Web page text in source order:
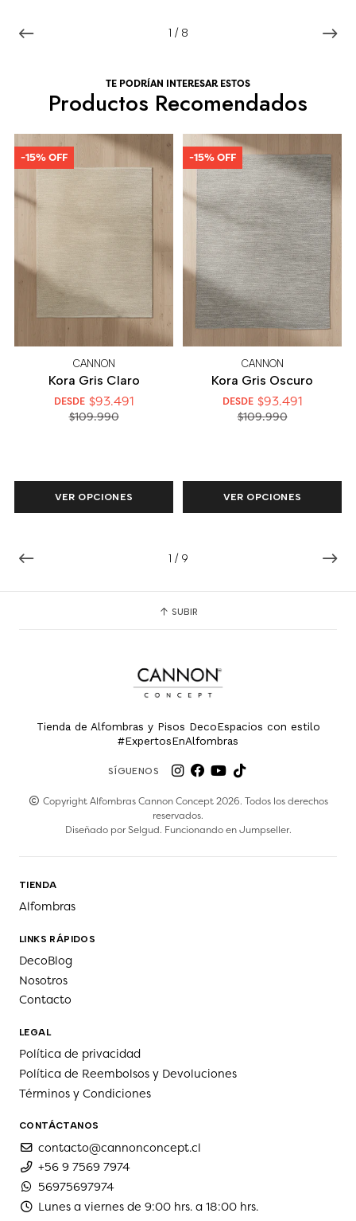
1 / 8
TE PODRÍAN INTERESAR ESTOS
Productos Recomendados
1 / 9
-15% OFF
CANNON
Kora Gris Claro
DESDE $93.491
$109.990
VER OPCIONES
-15% OFF
CANNON
Kora Gris Oscuro
DESDE $93.491
$109.990
VER OPCIONES
SUBIR
Tienda de Alfombras y Pisos DecoEspacios con estilo
#ExpertosEnAlfombras
SÍGUENOS
Copyright Alfombras Cannon Concept 2026. Todos los derechos
reservados.
Diseñado porSelgud. Funcionando enJumpseller.
TIENDA
Alfombras
LINKS RÁPIDOS
DecoBlog
Nosotros
Contacto
LEGAL
Política de privacidad
Política de Reembolsos y Devoluciones
Términos y Condiciones
CONTÁCTANOS
contacto@cannonconcept.cl
+56 9 7569 7974
56975697974
Lunes a viernes de 9:00 hrs. a 18:00 hrs.